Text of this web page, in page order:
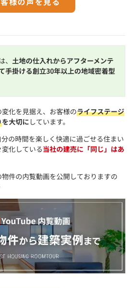
土地の仕入れからアフターメンテ
手掛ける創立30年以上の地域密着型
化を見据え、お客様のライフステージ
を大切に しています。
の時間を楽しく快適に過ごせる住まい
化している当社の建売に「同じ」はあ
件の内覧動画を公開しておりますの